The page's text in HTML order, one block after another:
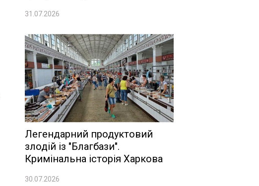
31.07.2026
Легендарний продуктовий
злодій із "Благбази".
Кримінальна історія Харкова
30.07.2026